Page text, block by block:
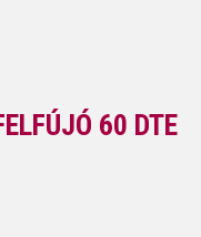
60 DTE